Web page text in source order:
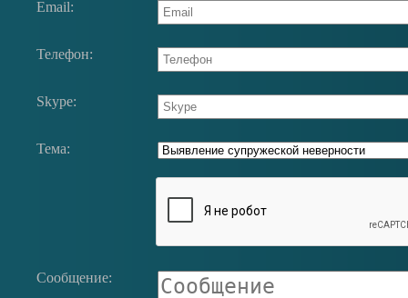
Email:
Телефон:
Skype:
Тема:
Сообщение: